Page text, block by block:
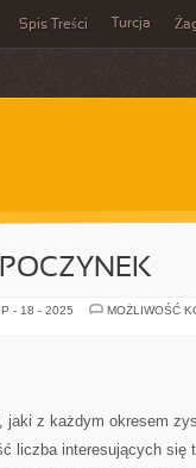
Spis Treści Turcja
- 18 - 2025
MOŻLIWOŚĆ
z każdym okresem
liczba interesujących się